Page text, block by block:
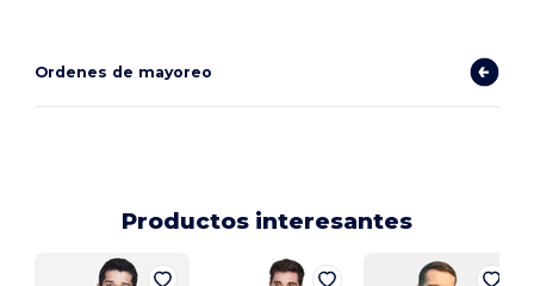
Ordenes de mayoreo
Productos interesantes